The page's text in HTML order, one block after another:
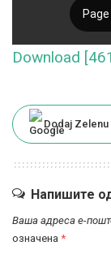
Download
Dodaj
Напишите
Ваша адреса е-
означена *